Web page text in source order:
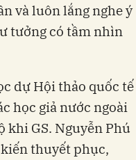
và luôn lắng nghe ý
tưởng có tầm nhìn
dự Hội thảo quốc tế
học giả nước ngoài
khi GS. Nguyễn Phú
thuyết phục,